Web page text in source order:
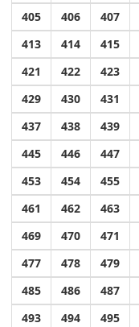
405
406 407
413
414 415
421
422 423
429
430 431
437
438 439
445
446 447
453
454 455
461
462 463
469
470 471
477
478 479
485
486 487
493
494 495